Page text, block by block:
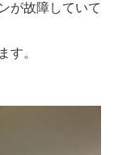
が故障していて
す。